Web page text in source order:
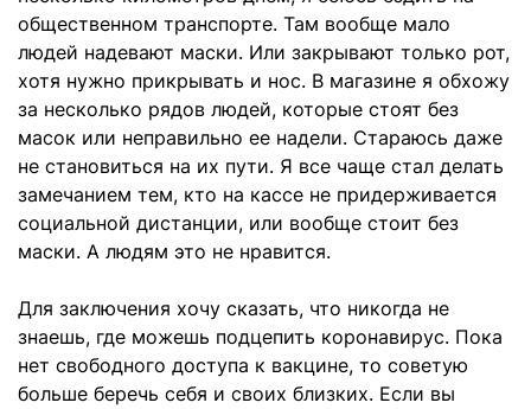
общественном транспорте. Там вообще мало
людей надевают маски. Или закрывают только рот,
хотя нужно прикрывать и нос. В магазине я обхожу
за несколько рядов людей, которые стоят без
масок или неправильно ее надели. Стараюсь даже
не становиться на их пути. Я все чаще стал делать
замечанием тем, кто на кассе не придерживается
социальной дистанции, или вообще стоит без
маски. А людям это не нравится.
Для заключения хочу сказать, что никогда не
знаешь, где можешь подцепить коронавирус. Пока
нет свободного доступа к вакцине, то советую
больше беречь себя и своих близких. Если вы